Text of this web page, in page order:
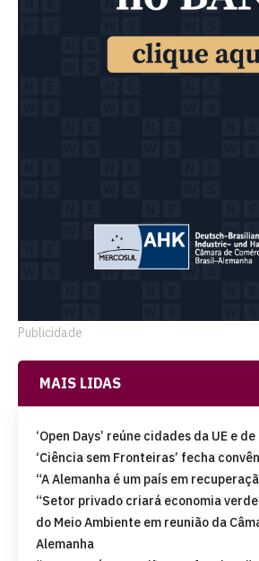
Publicidade
MAIS LIDAS
‘Open Days’ reúne cidades da UE e
‘Ciência sem Fronteiras’ fecha
“A Alemanha é um país em
“Setor privado criará economia
do Meio Ambiente em reunião da
Alemanha